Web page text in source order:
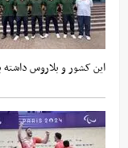
این کشور و بلاروس داشته